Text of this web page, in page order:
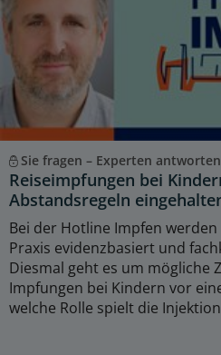
Sie fragen – Experten antworten
Reiseimpfungen bei
Abstandsregeln
Bei der Hotline Impfen
Praxis evidenzbasiert und
Diesmal geht es um mögliche
Impfungen bei Kindern vor
welche Rolle spielt die